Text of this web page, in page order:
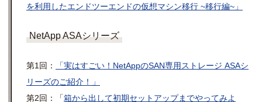
を利用したエンドツーエンドの仮想マシン移行 ~移行編~」
NetApp ASAシリーズ
第1回：
「実はすごい！NetAppのSAN専用ストレージ ASAシ
リーズのご紹介！」
第2回：「箱から出して初期セットアップまでやってみよ